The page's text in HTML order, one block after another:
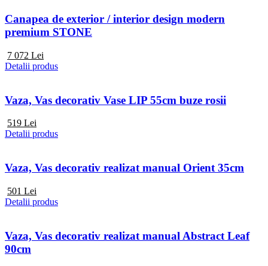
Canapea de exterior / interior design modern
premium STONE
7 072 Lei
Detalii produs
Vaza, Vas decorativ Vase LIP 55cm buze rosii
519 Lei
Detalii produs
Vaza, Vas decorativ realizat manual Orient 35cm
501 Lei
Detalii produs
Vaza, Vas decorativ realizat manual Abstract Leaf
90cm